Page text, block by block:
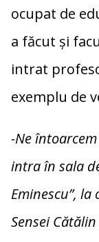
ocupat de
a făcut și
intrat
exemplu de
-Ne
intra în sala
Eminescu”,
Sensei